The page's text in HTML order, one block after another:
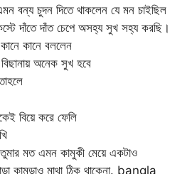
বন্য চুদন দিতে থাকলেন যে মন চাইছিল
দাঁতে দাঁত চেপে অসহ্য সুখ সহ্য করছি।
কানে বললেন
অনেক সুখ হবে
বিয়ে করে ফেলি
মত এমন কামুকী মেয়ে একটাও
কামড়াও মাথা ঠিক থাকেনা. bangla